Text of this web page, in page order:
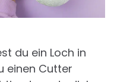
du ein Loch in
einen Cutter